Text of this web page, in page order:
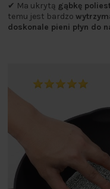
✔ Ma ukrytą gąbkę
temu jest bardzo
doskonale pieni płyn do